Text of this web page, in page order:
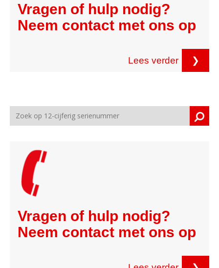
Vragen of hulp nodig?
Neem contact met ons op
Lees verder ❯
Vragen of hulp nodig?
Neem contact met ons op